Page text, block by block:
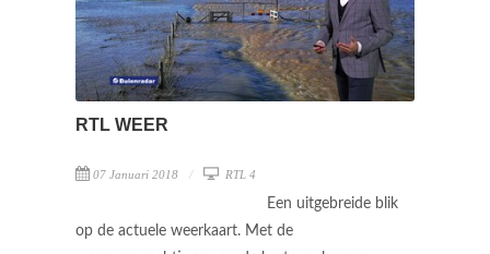
RTL WEER
07 Januari 2018 RTL 4
Een uitgebreide blik
op de actuele weerkaart. Met de